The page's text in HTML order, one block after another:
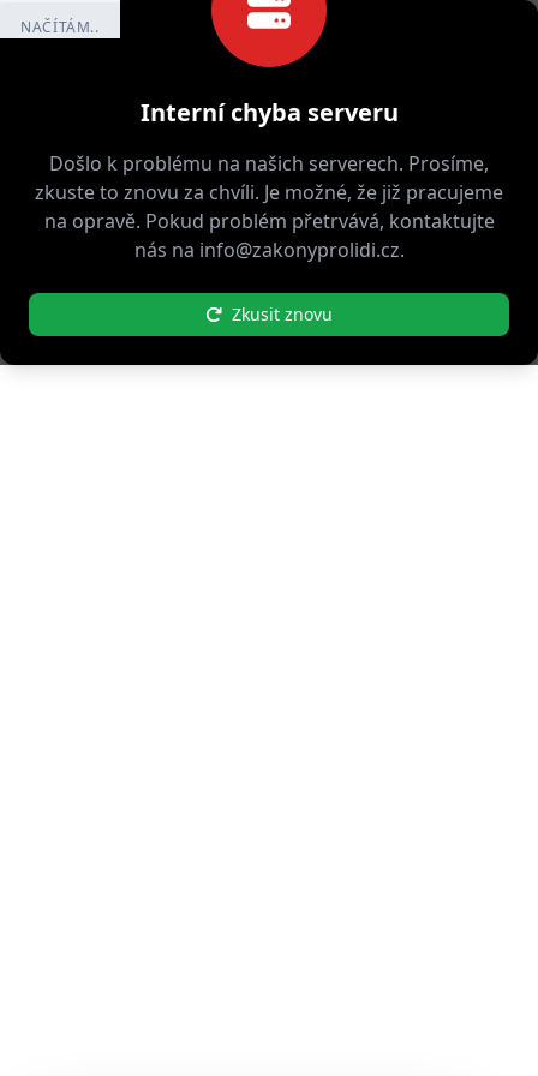
Interní chyba serveru
Došlo k problému na našich serverech. Prosíme,
zkuste to znovu za chvíli. Je možné, že již pracujeme
na opravě. Pokud problém přetrvává, kontaktujte
nás na info@zakonyprolidi.cz.
Zkusit znovu
NAČÍTÁM..